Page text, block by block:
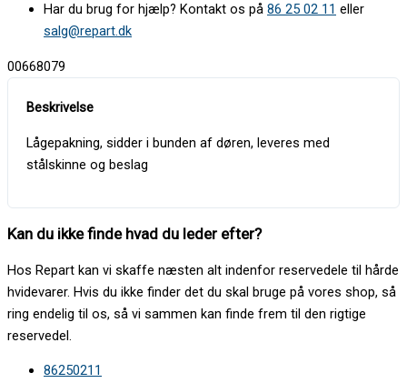
Har du brug for hjælp? Kontakt os på 86 25 02 11 eller
salg@repart.dk
00668079
Lågepakning, sidder i bunden af døren, leveres med
stålskinne og beslag
Kan du ikke finde hvad du leder efter?
Hos Repart kan vi skaffe næsten alt indenfor reservedele til hårde
hvidevarer. Hvis du ikke finder det du skal bruge på vores shop, så
ring endelig til os, så vi sammen kan finde frem til den rigtige
reservedel.
86250211